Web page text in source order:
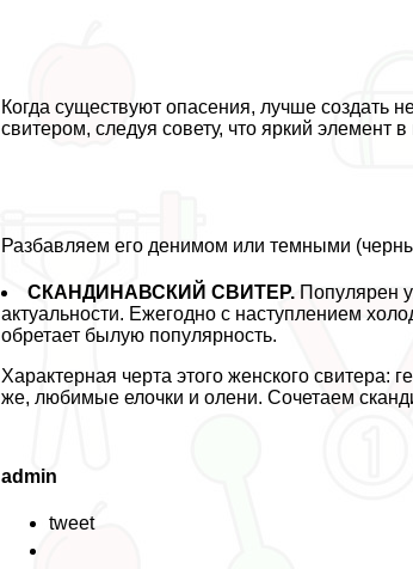
Когда существуют опасения, лучше создать
свитером, следуя совету, что яркий элемент
Разбавляем его денимом или темными
СКАНДИНАВСКИЙ СВИТЕР. Популярен
актуальности. Ежегодно с наступлением
обретает былую популярность.
Хаpaктерная черта этого женского свитера:
же, любимые елочки и олени. Сочетаем
admin
tweet